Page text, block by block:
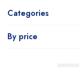
Categories
By price